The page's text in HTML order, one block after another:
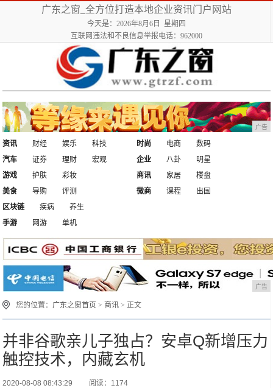
广东之窗_全方位打造本地企业资讯门户网站
今天是：2026年8月6日 星期四
互联网违法和不良信息举报电话：962000
广告
资讯 财经 娱乐
科技
汽车
证券 理财 宏观
时尚 电商
数码
企业
八卦
明星
游戏
护肤
彩妆
美食
导购 评测
商讯 家居
楼盘
微商
课程
出国
区块链
疾病
养生
手游
网游 单机
广告
您的位置： 广东之窗首页 > 商讯 > 正文
并非谷歌亲儿子独占？安卓Q新增压力
触控技术，内藏玄机
2020-08-08 08:43:29 阅读：1174